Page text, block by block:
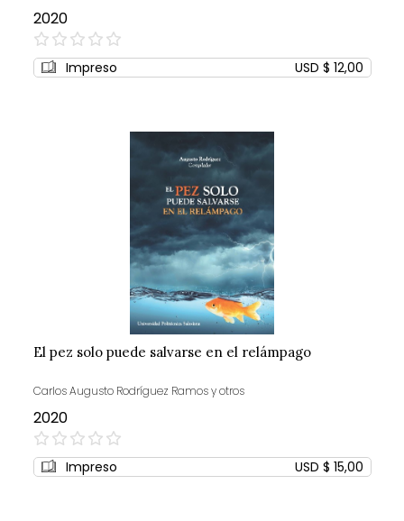
2020
0%
Impreso USD $ 12,00
El pez solo puede salvarse en el relámpago
Carlos Augusto Rodríguez Ramos y otros
2020
0%
Impreso USD $ 15,00